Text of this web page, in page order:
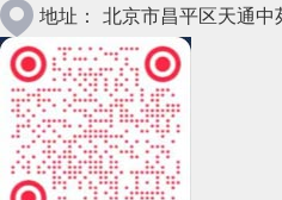
2023年1月(78)
2022年12月(45)
2022年11月(69)
2022年10月(51)
地址： 北京市昌平区天通